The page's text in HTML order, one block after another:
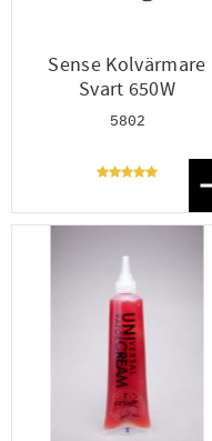
Sense Kolvärmare
Svart 650W
5802